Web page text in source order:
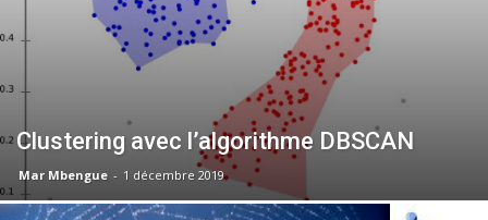
Clustering avec l’algorithme DBSCAN
Mar Mbengue - 1 décembre 2019